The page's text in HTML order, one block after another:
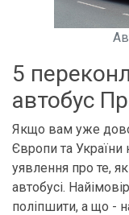
5
автобус
Якщо вам уже
Європи та України
уявлення про те,
автобусі.
поліпшити, а що -